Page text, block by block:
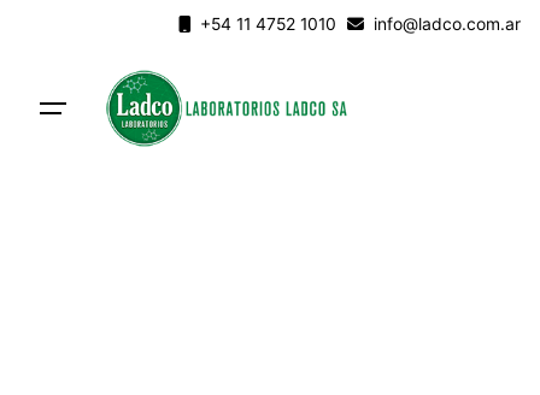
+54 11 4752 1010 info@ladco.com.ar